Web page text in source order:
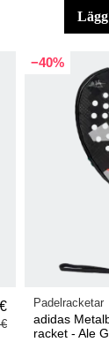
−40%
Padelracketar
adidas
racket - Ale